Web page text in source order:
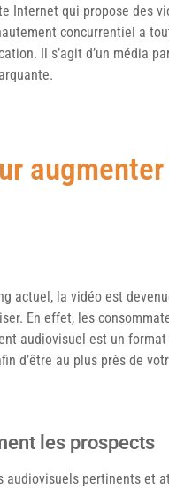
Internet qui propose des
concurrentiel a
Il s’agit d’un média
actuel, la vidéo est
En effet, les
audiovisuel est un
d’être au plus près de
les prospects
audiovisuels pertinents et